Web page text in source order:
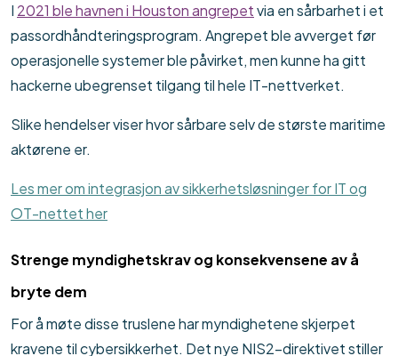
I 2021 ble havnen i Houston angrepetvia en sårbarhet i et
passordhåndteringsprogram. Angrepet ble avverget før
operasjonelle systemer ble påvirket, men kunne ha gitt
hackerne ubegrenset tilgang til hele IT-nettverket.
Slike hendelser viser hvor sårbare selv de største maritime
aktørene er.
Les mer om integrasjon av sikkerhetsløsninger for IT og
OT-nettet her
Strenge myndighetskrav og konsekvensene av å
bryte dem
For å møte disse truslene har myndighetene skjerpet
kravene til cybersikkerhet. Det nye NIS2-direktivet stiller